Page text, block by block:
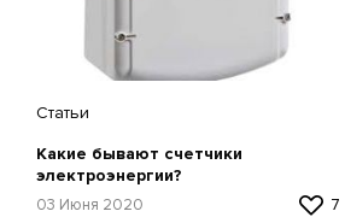
Статьи
Какие бывают счетчики
электроэнергии?
03 Июня 2020 7